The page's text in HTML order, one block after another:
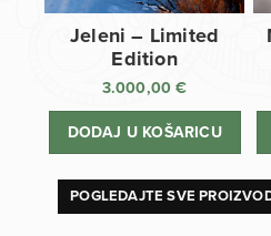
Jeleni – Limited
Edition
3.000,00€
DODAJ U KOŠARICU
POGLEDAJTE SVE